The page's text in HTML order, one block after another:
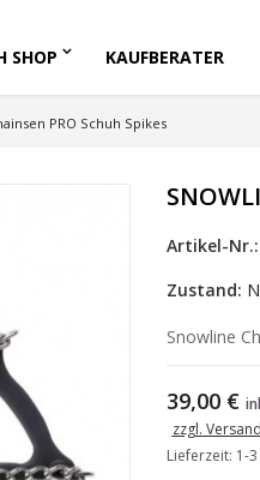
SHOP KAUFBERATER
PRO Schuh Spikes
Artikel-Nr.:
Zustand:
Snowline
39,00 €
zzgl.
Lieferzeit: 1-